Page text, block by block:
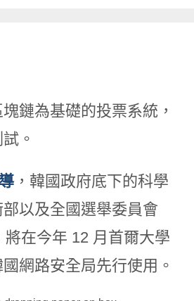
鏈為基礎的投票系統，
。
，韓國政府底下的科學
以及全國選舉委員會
將在今年 12 月首爾大學
網路安全局先行使用。